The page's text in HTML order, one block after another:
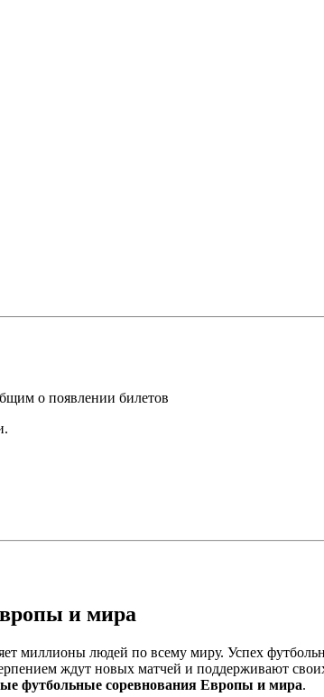
о появлении билетов
и мира
миллионы людей по всему миру. Успех
ждут новых матчей и поддерживают
футбольные соревнования Европы и мира.